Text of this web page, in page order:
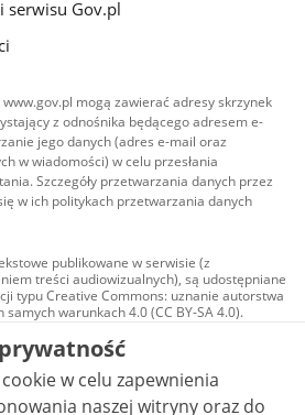
serwisu Gov.pl
mogą zawierać adresy skrzynek
z odnośnika będącego adresem e-
jego danych (adres e-mail oraz
w wiadomości) w celu przesłania
Szczegóły przetwarzania danych przez
w ich politykach przetwarzania danych
publikowane w serwisie (z
treści audiowizualnych), są udostępniane
typu Creative Commons: uznanie autorstwa
samych warunkach 4.0 (CC BY-SA 4.0).
audiowizualne, w tym zdjęcia, materiały
są udostępniane na licencji typu
Commons: uznanie autorstwa użycie
- bez utworów zależnych 4.0 (CC BY-
o ile nie jest to stwierdzone inaczej.
w celu zapewnienia
naszej witryny oraz do